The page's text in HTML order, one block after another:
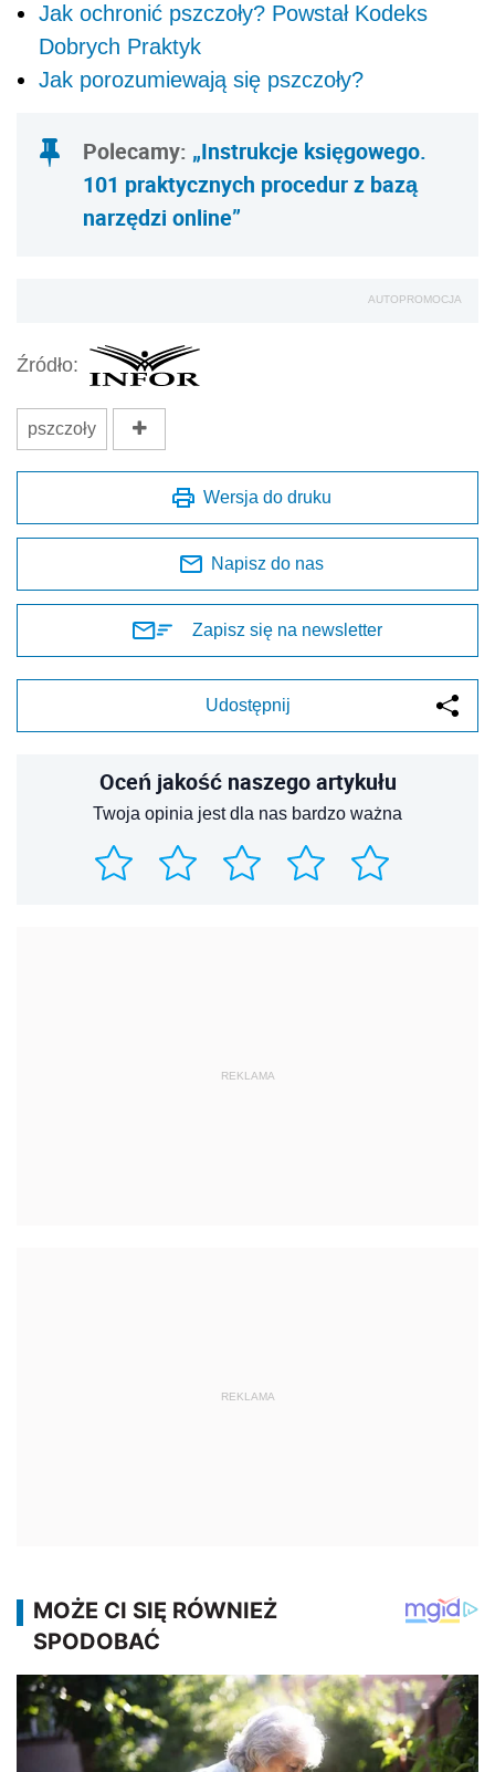
Jak ochronić pszczoły? Powstał Kodeks
Dobrych Praktyk
Jak porozumiewają się pszczoły?
Polecamy: „Instrukcje księgowego.
101 praktycznych procedur z bazą
narzędzi online”
AUTOPROMOCJA
Źródło:
pszczoły
Wersja do druku
Napisz do nas
Zapisz się na newsletter
Udostępnij
Oceń jakość naszego artykułu
Twoja opinia jest dla nas bardzo ważna
REKLAMA
REKLAMA